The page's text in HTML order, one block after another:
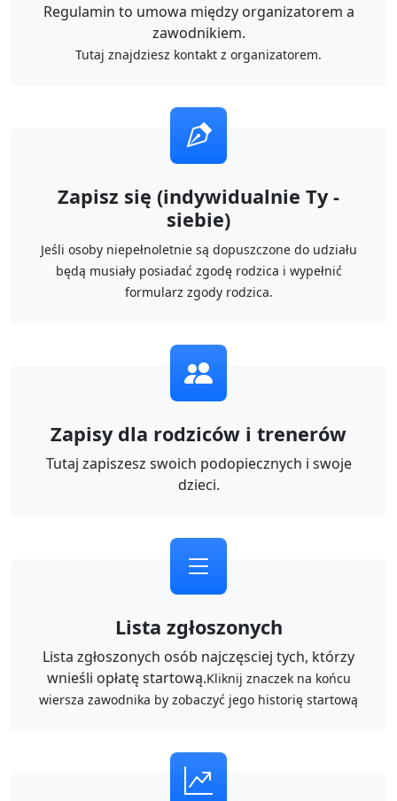
Regulamin to umowa między organizatorem a
zawodnikiem.
Tutaj znajdziesz kontakt z organizatorem.
Zapisz się (indywidualnie Ty -
siebie)
Jeśli osoby niepełnoletnie są dopuszczone do udziału
będą musiały posiadać zgodę rodzica i wypełnić
formularz zgody rodzica.
Zapisy dla rodziców i trenerów
Tutaj zapiszesz swoich podopiecznych i swoje
dzieci.
Lista zgłoszonych
Lista zgłoszonych osób najczęsciej tych, którzy
wnieśli opłatę startową.Kliknij znaczek na końcu
wiersza zawodnika by zobaczyć jego historię startową